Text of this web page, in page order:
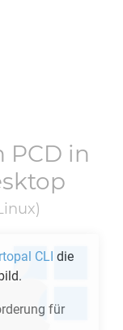
PCD in
CLI die
für